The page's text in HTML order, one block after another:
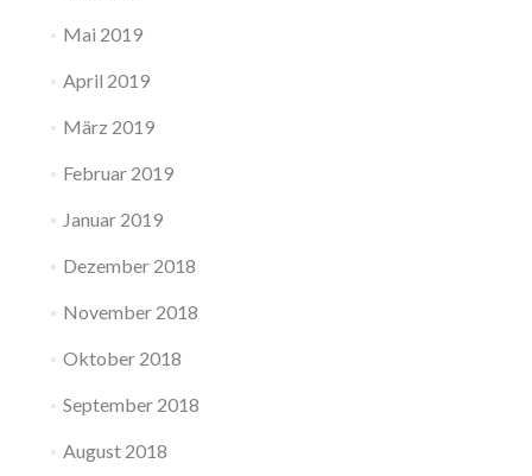
Mai 2019
April 2019
März 2019
Februar 2019
Januar 2019
Dezember 2018
November 2018
Oktober 2018
September 2018
August 2018